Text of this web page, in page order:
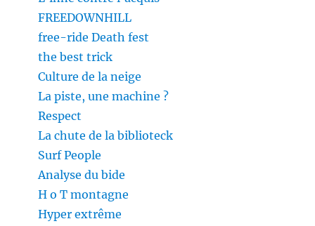
FREEDOWNHILL
free-ride Death fest
the best trick
Culture de la neige
La piste, une machine ?
Respect
La chute de la biblioteck
Surf People
Analyse du bide
H o T montagne
Hyper extrême